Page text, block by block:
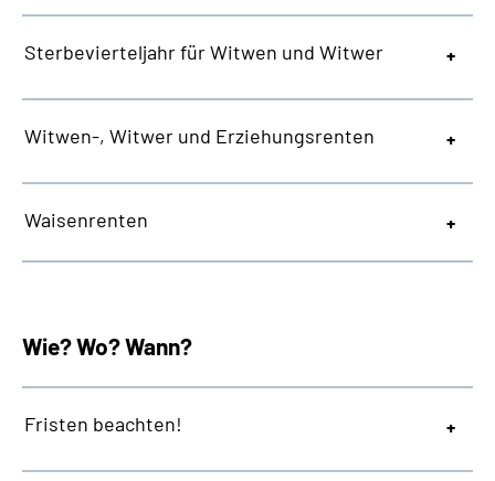
Sterbevierteljahr für Witwen und Witwer
Witwen-, Witwer und Erziehungsrenten
Waisenrenten
Wie? Wo? Wann?
Fristen beachten!